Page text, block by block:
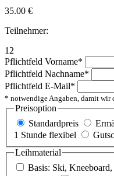
35.00 €
Teilnehmer:
12
Pflichtfeld Vorname*
Pflichtfeld Nachname*
Pflichtfeld E-Mail*
* notwendige Angaben, damit
Preisoption
Standardpreis
1 Stunde flexibel
Leihmaterial
Basis: Ski,